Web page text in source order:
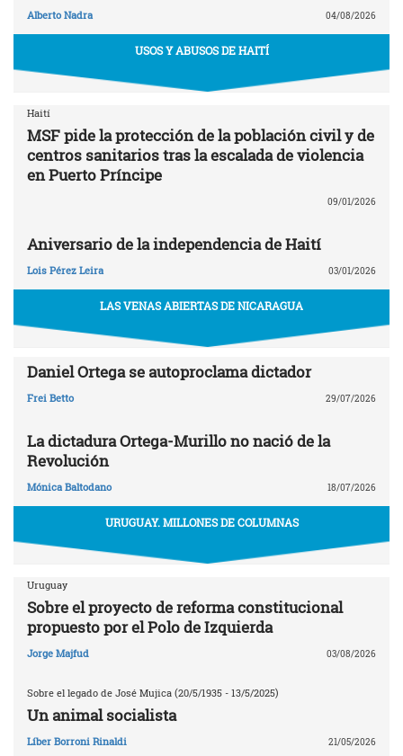
Alberto Nadra 04/08/2026
USOS Y ABUSOS DE HAITÍ
Haití
MSF pide la protección de la población civil y de
centros sanitarios tras la escalada de violencia
en Puerto Príncipe
09/01/2026
Aniversario de la independencia de Haití
Lois Pérez Leira 03/01/2026
LAS VENAS ABIERTAS DE NICARAGUA
Daniel Ortega se autoproclama dictador
Frei Betto 29/07/2026
La dictadura Ortega-Murillo no nació de la
Revolución
Mónica Baltodano 18/07/2026
URUGUAY. MILLONES DE COLUMNAS
Uruguay
Sobre el proyecto de reforma constitucional
propuesto por el Polo de Izquierda
Jorge Majfud 03/08/2026
Sobre el legado de José Mujica (20/5/1935 - 13/5/2025)
Un animal socialista
Líber Borroni Rinaldi 21/05/2026